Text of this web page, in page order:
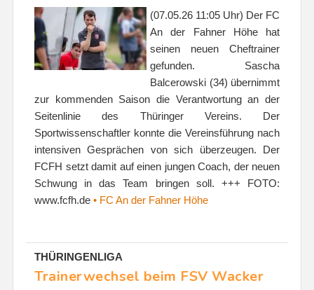
(07.05.26 11:05 Uhr) Der FC
An der Fahner Höhe hat
seinen neuen Cheftrainer
gefunden. Sascha
Balcerowski (34) übernimmt
zur kommenden Saison die Verantwortung an der
Seitenlinie des Thüringer Vereins. Der
Sportwissenschaftler konnte die Vereinsführung nach
intensiven Gesprächen von sich überzeugen. Der
FCFH setzt damit auf einen jungen Coach, der neuen
Schwung in das Team bringen soll. +++ FOTO:
www.fcfh.de • FC An der Fahner Höhe
THÜRINGENLIGA
Trainerwechsel beim FSV Wacker